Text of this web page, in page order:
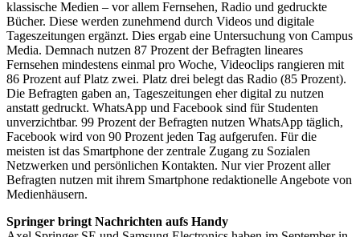
klassische Medien – vor allem Fernsehen, Radio und gedruckte
Bücher. Diese werden zunehmend durch Videos und digitale
Tageszeitungen ergänzt. Dies ergab eine Untersuchung von Campus
Media. Demnach nutzen 87 Prozent der Befragten lineares
Fernsehen mindestens einmal pro Woche, Videoclips rangieren mit
86 Prozent auf Platz zwei. Platz drei belegt das Radio (85 Prozent).
Die Befragten gaben an, Tageszeitungen eher digital zu nutzen
anstatt gedruckt. WhatsApp und Facebook sind für Studenten
unverzichtbar. 99 Prozent der Befragten nutzen WhatsApp täglich,
Facebook wird von 90 Prozent jeden Tag aufgerufen. Für die
meisten ist das Smartphone der zentrale Zugang zu Sozialen
Netzwerken und persönlichen Kontakten. Nur vier Prozent aller
Befragten nutzen mit ihrem Smartphone redaktionelle Angebote von
Medienhäusern.
Springer bringt Nachrichten aufs Handy